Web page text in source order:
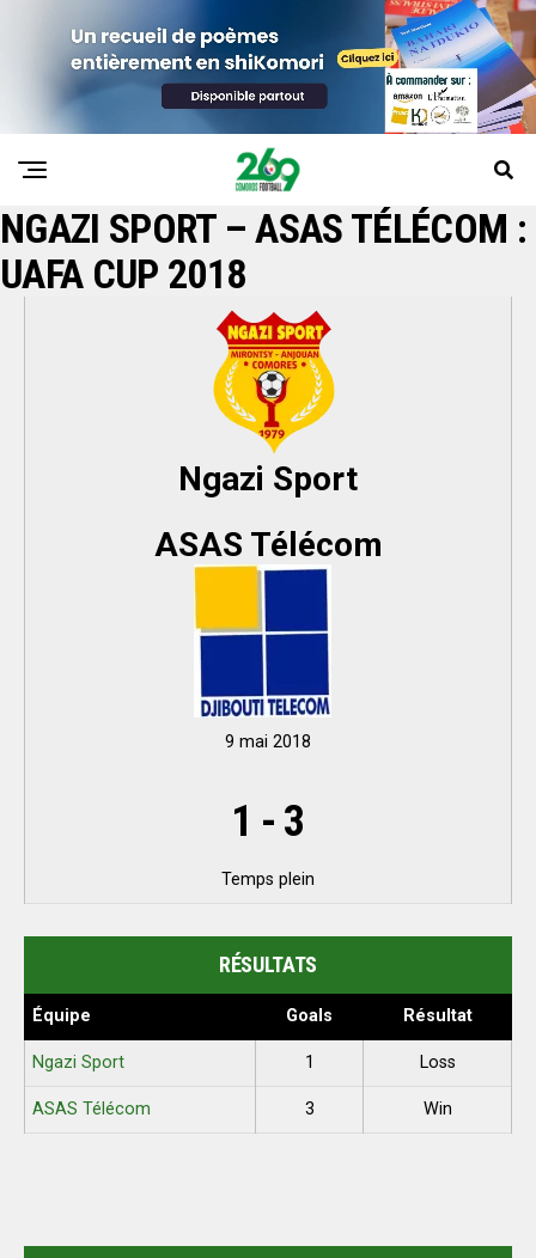
NGAZI SPORT – ASAS TÉLÉCOM :
UAFA CUP 2018
Ngazi Sport
ASAS Télécom
9 mai 2018
1 - 3
Temps plein
RÉSULTATS
Équipe Goals Résultat
Ngazi Sport 1 Loss
ASAS Télécom 3 Win